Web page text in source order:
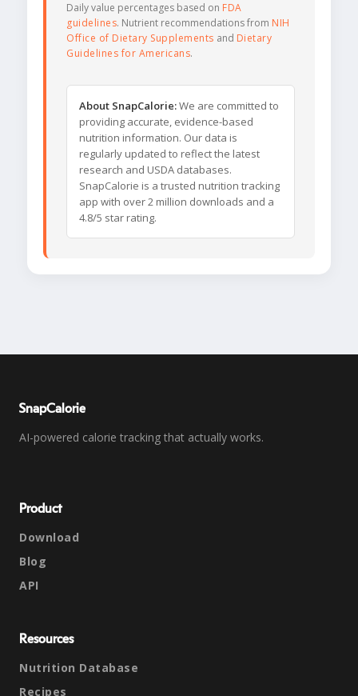
Daily value percentages based on FDA
guidelines. Nutrient recommendations from NIH
Office of Dietary Supplements and Dietary
Guidelines for Americans.
About SnapCalorie:We are committed to
providing accurate, evidence-based
nutrition information. Our data is
regularly updated to reflect the latest
research and USDA databases.
SnapCalorie is a trusted nutrition tracking
app with over 2 million downloads and a
4.8/5 star rating.
SnapCalorie
AI-powered calorie tracking that actually works.
Product
Download
Blog
API
Resources
Nutrition Database
Recipes